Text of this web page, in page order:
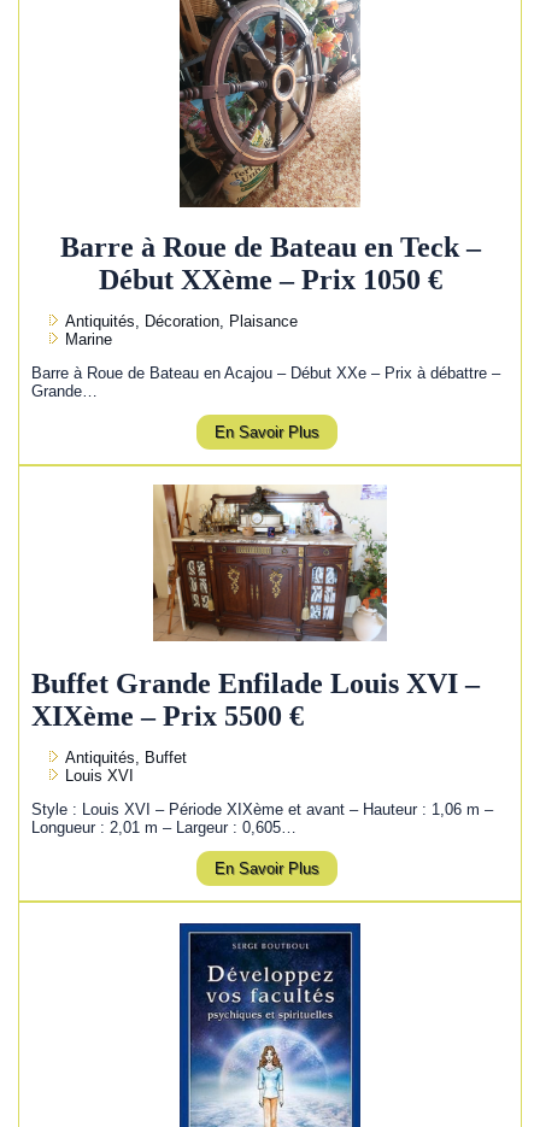
Barre à Roue de Bateau en Teck –
Début XXème – Prix 1050 €
Antiquités, Décoration, Plaisance
Marine
Barre à Roue de Bateau en Acajou – Début XXe – Prix à débattre –
Grande…
En Savoir Plus
Buffet Grande Enfilade Louis XVI –
XIXème – Prix 5500 €
Antiquités, Buffet
Louis XVI
Style : Louis XVI – Période XIXème et avant – Hauteur : 1,06 m –
Longueur : 2,01 m – Largeur : 0,605…
En Savoir Plus